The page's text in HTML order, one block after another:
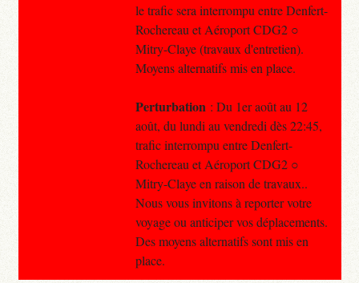
le trafic sera interrompu entre Denfert-
Rochereau et Aéroport CDG2 ○
Mitry-Claye (travaux d'entretien).
Moyens alternatifs mis en place.
Perturbation : Du 1er août au 12
août, du lundi au vendredi dès 22:45,
trafic interrompu entre Denfert-
Rochereau et Aéroport CDG2 ○
Mitry-Claye en raison de travaux..
Nous vous invitons à reporter votre
voyage ou anticiper vos déplacements.
Des moyens alternatifs sont mis en
place.